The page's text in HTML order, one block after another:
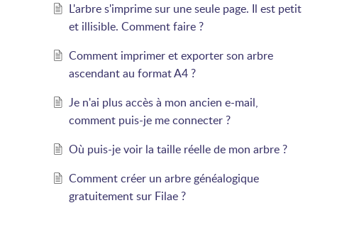
L'arbre s'imprime sur une seule page. Il est petit
et illisible. Comment faire ?
Comment imprimer et exporter son arbre
ascendant au format A4 ?
Je n'ai plus accès à mon ancien e-mail,
comment puis-je me connecter ?
Où puis-je voir la taille réelle de mon arbre ?
Comment créer un arbre généalogique
gratuitement sur Filae ?